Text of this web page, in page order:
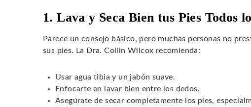
1. Lava y Seca Bien tus Pies Todos
Parece un consejo básico, pero muchas personas no
sus pies. La Dra. Collin Wilcox recomienda:
Usar agua tibia y un jabón suave.
Enfocarte en lavar bien entre los dedos.
Asegúrate de secar completamente los pies,